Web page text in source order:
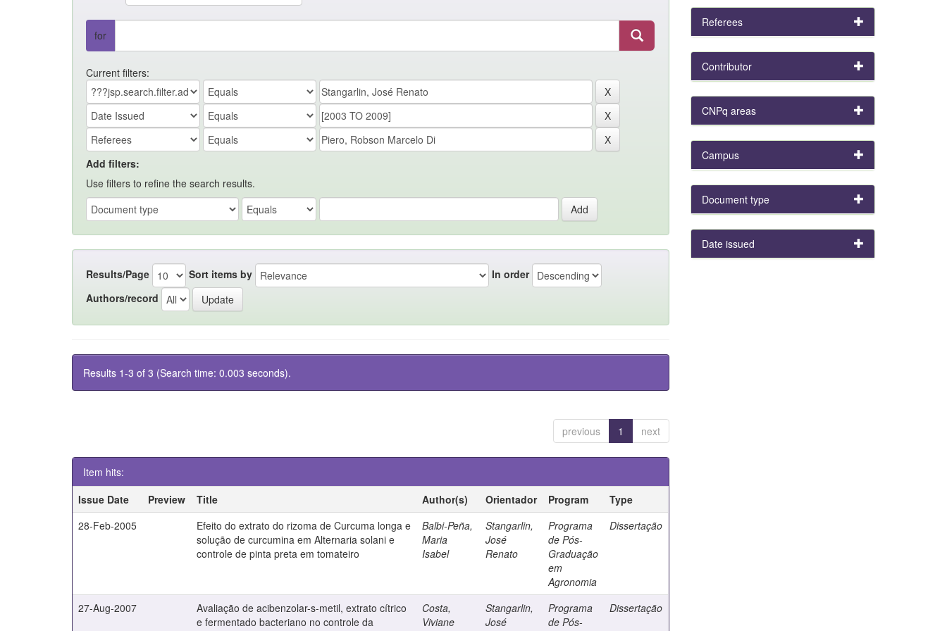
for
Current filters:
Add filters:
Use filters to refine the search results.
Results/Page Sort items by
In order
Authors/record
Results 1-3 of 3 (Search time: 0.003 seconds).
previous 1 next
Item hits:
Issue Date
Preview Title Author(s) Orientador Program
Type
28-Feb-2005
Efeito do extrato do rizoma de Curcuma longa e
solução de curcumina em Alternaria solani e
controle de pinta preta em tomateiro
Balbi-Peña,
Maria
Isabel
Stangarlin,
José
Renato
Programa
de Pós-
Graduação
em
Agronomia
Dissertação
27-Aug-2007
Avaliação de acibenzolar-s-metil, extrato cítrico
e fermentado bacteriano no controle da
Costa,
Viviane
Stangarlin,
José
Programa
de Pós-
Dissertação
Referees
Contributor
CNPq areas
Campus
Document type
Date issued